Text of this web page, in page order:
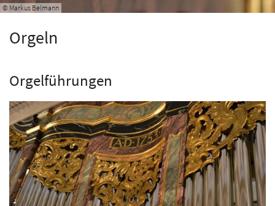
© Markus Belmann
Orgeln
Orgelführungen